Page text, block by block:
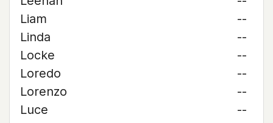
Liam
--
Linda
--
Locke
--
Loredo
--
Lorenzo
--
Luce
--